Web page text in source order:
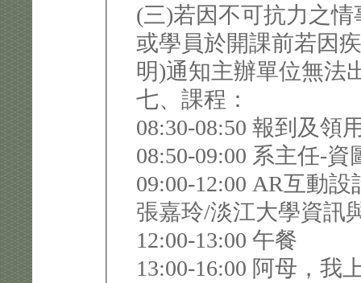
(三)若因不可抗力之
或學員於開課前若因
明)通知主辦單位無法
七、課程：
08:30-08:50 報到
08:50-09:00 系
09:00-12:00
張嘉玲/淡江大學資訊
12:00-13:00 午餐
13:00-16:00 阿母，我上雜誌了! Adobe InDesign出版編